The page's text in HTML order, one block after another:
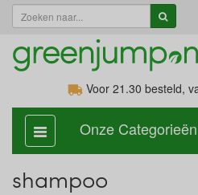
Voor 21.30 besteld,
categorie
aan,
Onze Categorieën
shampoo